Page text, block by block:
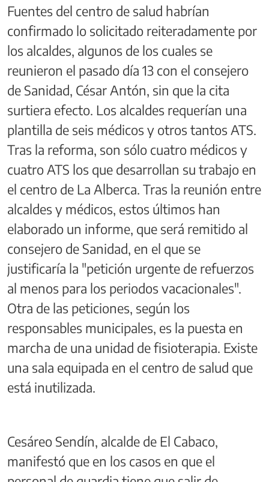
Fuentes del centro de salud habrían
confirmado lo solicitado reiteradamente por
los alcaldes, algunos de los cuales se
reunieron el pasado día 13 con el consejero
de Sanidad, César Antón, sin que la cita
surtiera efecto. Los alcaldes requerían una
plantilla de seis médicos y otros tantos ATS.
Tras la reforma, son sólo cuatro médicos y
cuatro ATS los que desarrollan su trabajo en
el centro de La Alberca. Tras la reunión entre
alcaldes y médicos, estos últimos han
elaborado un informe, que será remitido al
consejero de Sanidad, en el que se
justificaría la "petición urgente de refuerzos
al menos para los periodos vacacionales".
Otra de las peticiones, según los
responsables municipales, es la puesta en
marcha de una unidad de fisioterapia. Existe
una sala equipada en el centro de salud que
está inutilizada.
Cesáreo Sendín, alcalde de El Cabaco,
manifestó que en los casos en que el